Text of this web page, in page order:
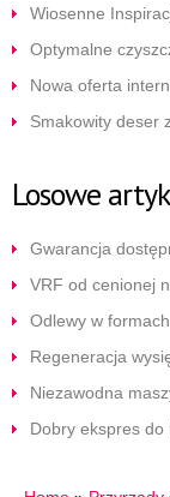
Wiosenne
Optymalne
Nowa oferta
Smakowity deser
Losowe
Gwarancja
VRF od cenionej
Odlewy w
Regeneracja
Niezawodna
Dobry ekspres do